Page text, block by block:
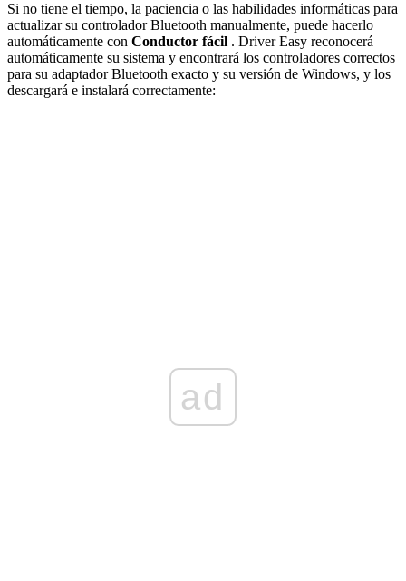
Si no tiene el tiempo, la paciencia o las habilidades informáticas para
actualizar su controlador Bluetooth manualmente, puede hacerlo
automáticamente con Conductor fácil . Driver Easy reconocerá
automáticamente su sistema y encontrará los controladores correctos
para su adaptador Bluetooth exacto y su versión de Windows, y los
descargará e instalará correctamente:
ad